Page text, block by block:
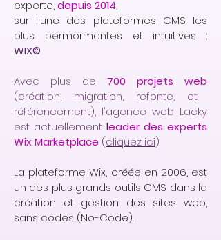
experte,depuis 2014,
sur l'une des plateformes CMS les
plus permormantes et intuitives :
WIX©
Avec plus de
700 projets web
(création, migration, refonte, et
référencement), l'agence web Lacky
est actuellement leader des experts
Wix Marketplace (cliquez ici).
La plateforme Wix, créée en 2006, est
un des plus grands outils CMS dans la
création et gestion des sites web,
sans codes (No-Code).